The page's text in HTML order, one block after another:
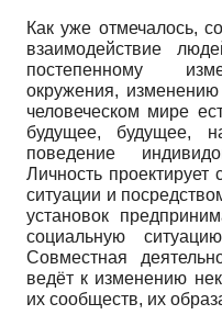
Как уже отмечалось,
взаимодействие
постепенному
окружения,
человеческом мире
будущее, будущее,
поведение
Личность
ситуации и
установок
социальную
Совместная
ведёт к изменению
их сообществ, их